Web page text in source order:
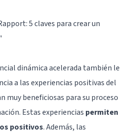
5 claves para crear un
dinámica acelerada también le
a las experiencias positivas del
muy beneficiosas para su proceso
Estas experiencias permiten
positivos. Además, las